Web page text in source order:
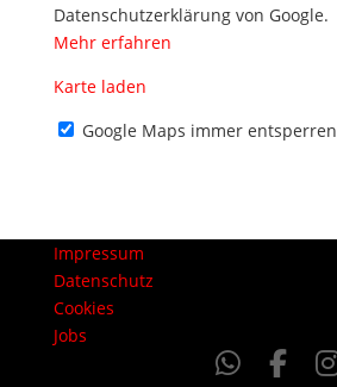
Datenschutzerklärung von Google.
Mehr erfahren
Karte laden
Google Maps immer entsperren
Impressum
Datenschutz
Cookies
Jobs